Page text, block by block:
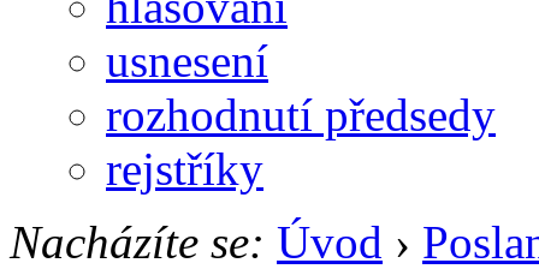
usnesení
rozhodnutí předsedy
rejstříky
Nacházíte se: Úvod ›